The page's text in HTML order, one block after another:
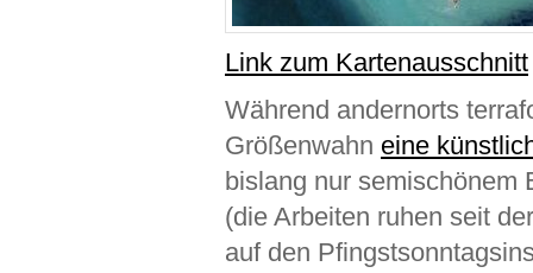
Link zum Kartenausschnitt
Während andernorts
Größenwahn eine
bislang nur semischönem
(die Arbeiten ruhen seit
auf den